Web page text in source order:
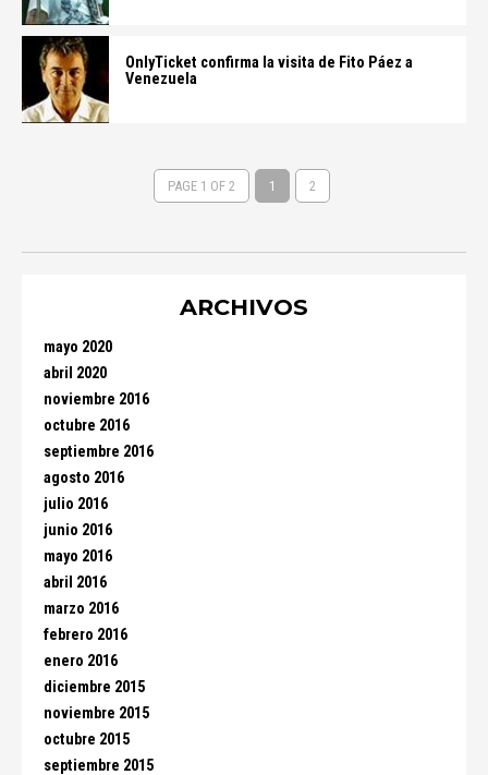
OnlyTicket confirma la visita de Fito Páez a
Venezuela
PAGE 1 OF 2 1 2
ARCHIVOS
mayo 2020
abril 2020
noviembre 2016
octubre 2016
septiembre 2016
agosto 2016
julio 2016
junio 2016
mayo 2016
abril 2016
marzo 2016
febrero 2016
enero 2016
diciembre 2015
noviembre 2015
octubre 2015
septiembre 2015